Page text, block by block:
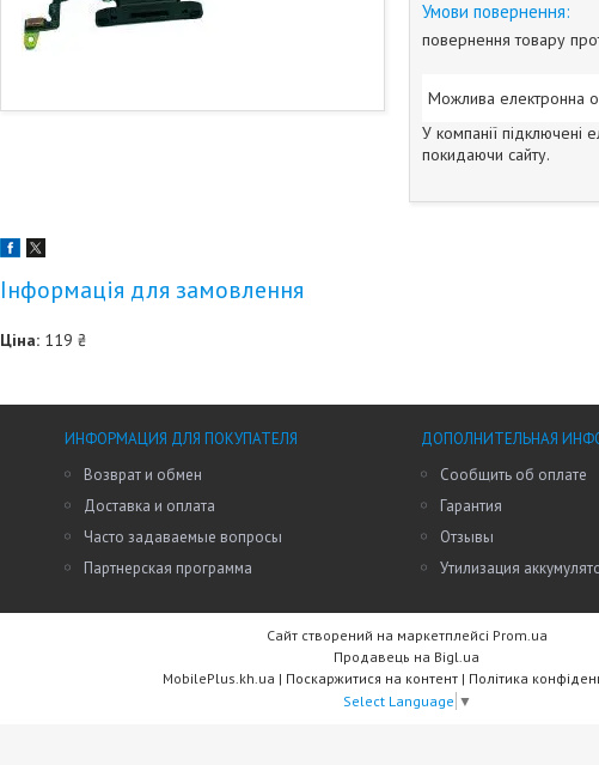
повернення товару
У компанії підключені
покидаючи сайту.
Інформація для замовлення
Ціна: 119 ₴
ИНФОРМАЦИЯ ДЛЯ ПОКУПАТЕЛЯ
Возврат и обмен
Доставка и оплата
Часто задаваемые вопросы
Партнерская программа
ДОПОЛНИТЕЛЬНАЯ
Сообщить об оплате
Гарантия
Отзывы
Утилизация
Сайт створений на маркетплейсі Prom.ua
Продавець на Bigl.ua
MobilePlus.kh.ua | Поскаржитися на контент | Політика
Select Language ▼